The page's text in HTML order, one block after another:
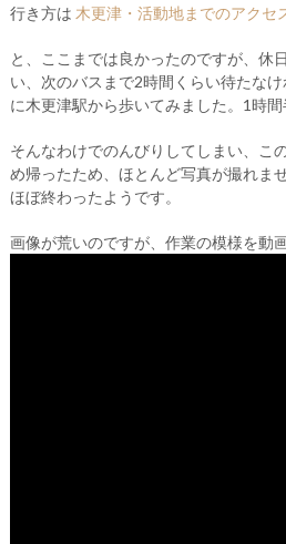
行き方は 木更津・活動地までのアクセ
と、ここまでは良かったのですが、休
い、次のバスまで2時間くらい待たな
に木更津駅から歩いてみました。1時間
そんなわけでのんびりしてしまい、こ
め帰ったため、ほとんど写真が撮れま
ほぼ終わったようです。
画像が荒いのですが、作業の模様を動